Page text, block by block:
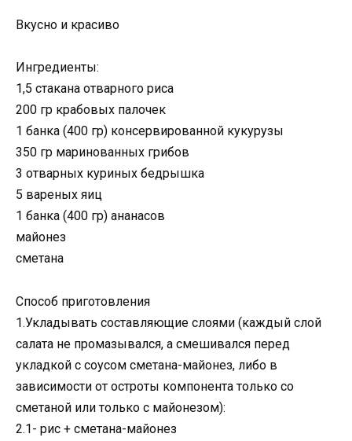
Вкусно и красиво
Ингредиенты:
1,5 стакана отварного риса
200 гр крабовых палочек
1 банка (400 гр) консервированной кукурузы
350 гр маринованных грибов
3 отварных куриных бедрышка
5 вареных яиц
1 банка (400 гр) ананасов
майонез
сметана
Способ приготовления
1.Укладывать составляющие слоями (каждый слой
салата не промазывался, а смешивался перед
укладкой с соусом сметана-майонез, либо в
зависимости от остроты компонента только со
сметаной или только с майонезом):
2.1- рис + сметана-майонез